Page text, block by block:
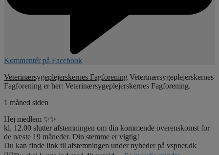
Kommentér på Facebook
Veterinærsygeplejerskernes Fagforening Veterinærsygeplejerskernes
Fagforening er her: Veterinærsygeplejerskernes Fagforening.
1 måned siden
Hej medlem ✨✨
kl. 12.00 slutter afstemningen om din kommende overenskomst for
de næste 19 måneder. Din stemme er vigtig!
Du kan finde link til afstemningen under nyheder på vspnet.dk